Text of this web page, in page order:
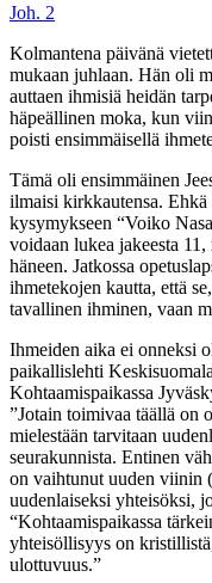
Joh. 2
Kolmantena päivänä
mukaan juhlaan. Hän oli
auttaen ihmisiä heidän
häpeällinen moka, kun
poisti ensimmäisellä
Tämä oli ensimmäinen
ilmaisi kirkkautensa. Ehkä
kysymykseen “Voiko
voidaan lukea jakeesta
häneen. Jatkossa
ihmetekojen kautta, että
tavallinen ihminen, vaan
Ihmeiden aika ei onneksi
paikallislehti
Kohtaamispaikassa
”Jotain toimivaa täällä on
mielestään tarvitaan
seurakunnista. Entinen
on vaihtunut uuden viinin
uudenlaiseksi yhteisöksi,
“Kohtaamispaikassa
yhteisöllisyys on
ulottuvuus.”